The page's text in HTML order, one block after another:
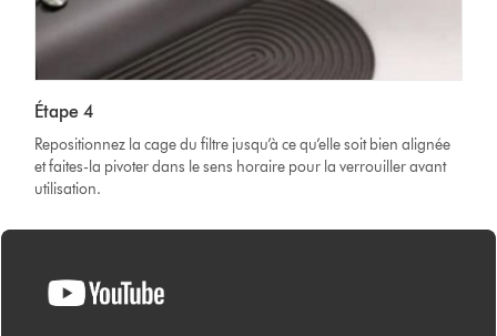
Étape 4
Repositionnez la cage du filtre jusqu’à ce qu’elle soit bien alignée
et faites-la pivoter dans le sens horaire pour la verrouiller avant
utilisation.